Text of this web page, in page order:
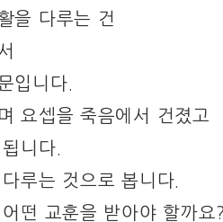
을 다루는 건
입니다.
요셉을 죽음에서 건졌고
니다.
루는 것으로 봅니다.
떤 교훈을 받아야 할까요?